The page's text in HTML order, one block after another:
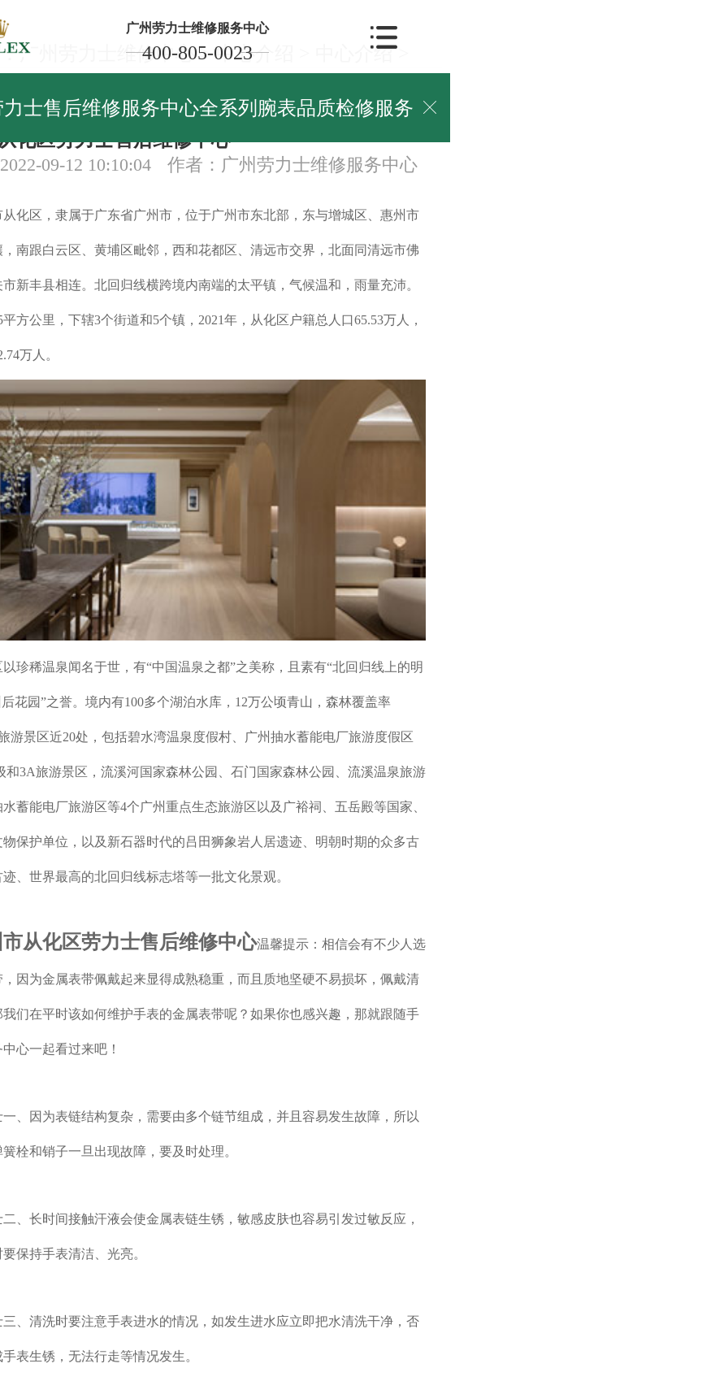
广州劳力士维修服务中心
400-805-0023
力士售后维修服务中心全系列腕表品质检修服务 
广州劳力士维修中心>中心介绍 中心介绍>
介绍
化区劳力士售后维修中心
09-12 10:10:04 作者：广州劳力士维修服务中心
区，隶属于广东省广州市，位于广州市东北部，东与增城区、惠州市
，南跟白云区、黄埔区毗邻，西和花都区、清远市交界，北面同清远市佛
市新丰县相连。北回归线横跨境内南端的太平镇，气候温和，雨量充沛。
平方公里，下辖3个街道和5个镇，2021年，从化区户籍总人口65.53万人，
万人。
稀温泉闻名于世，有“中国温泉之都”之美称，且素有“北回归线上的明
花园”之誉。境内有100多个湖泊水库，12万公顷青山，森林覆盖率
游景区近20处，包括碧水湾温泉度假村、广州抽水蓄能电厂旅游度假区
和3A旅游景区，流溪河国家森林公园、石门国家森林公园、流溪温泉旅游
水蓄能电厂旅游区等4个广州重点生态旅游区以及广裕祠、五岳殿等国家、
保护单位，以及新石器时代的吕田狮象岩人居遗迹、明朝时期的众多古
、世界最高的北回归线标志塔等一批文化景观。
市从化区劳力士售后维修中心温馨提示：相信会有不少人选
因为金属表带佩戴起来显得成熟稳重，而且质地坚硬不易损坏，佩戴清
们在平时该如何维护手表的金属表带呢？如果你也感兴趣，那就跟随手
心一起看过来吧！
因为表链结构复杂，需要由多个链节组成，并且容易发生故障，所以
栓和销子一旦出现故障，要及时处理。
、 长时间接触汗液会使金属表链生锈，敏感皮肤也容易引发过敏反应，
保持手表清洁、光亮。
、 清洗时要注意手表进水的情况，如发生进水应立即把水清洗干净，否
表生锈，无法行走等情况发生。